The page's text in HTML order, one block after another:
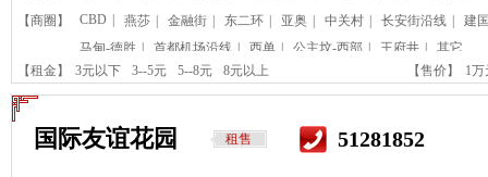
【商圈】
CBD 燕莎 金融街 东二环 亚奥 中关村 长安街沿线
建
马甸-德胜 | 首都机场沿线 | 西单 | 公主坟-西部 | 王府井 |
其它
【租金】
3元以下 3--5元 5--8元 8元以上 【售价】 1
国际友谊花园 租售 51281852